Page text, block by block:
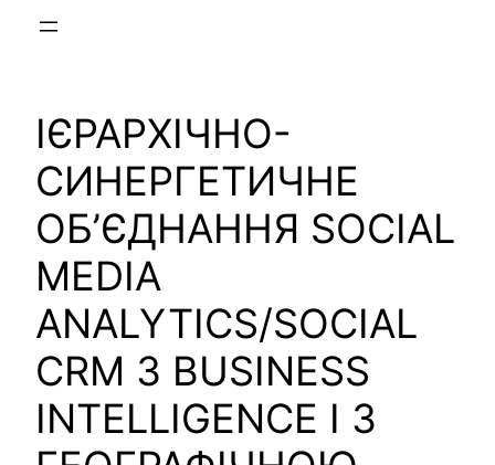
ІЄРАРХІЧНО-
СИНЕРГЕТИЧНЕ
ОБ’ЄДНАННЯ SOCIAL
MEDIA
ANALYTICS/SOCIAL
CRM З BUSINESS
INTELLIGENCE І З